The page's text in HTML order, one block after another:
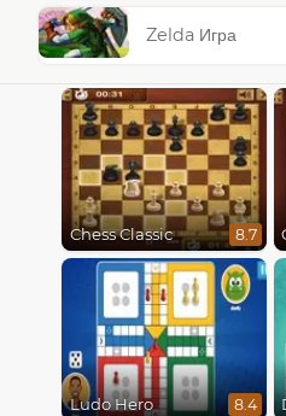
Zelda Игра
Chess Classic 8.7
Ludo Hero 8.4